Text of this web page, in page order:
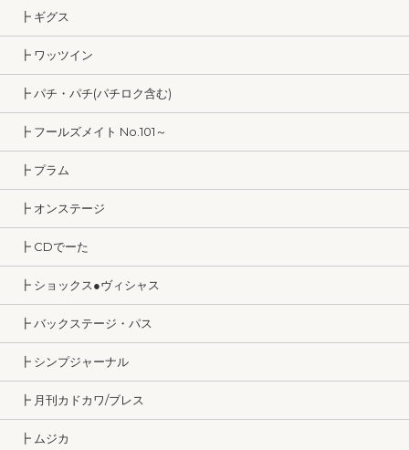
┣ ギグス
┣ ワッツイン
┣ パチ・パチ(パチロク含む)
┣ フールズメイト No.101～
┣ プラム
┣ オンステージ
┣ CDでーた
┣ ショックス●ヴィシャス
┣ バックステージ・パス
┣ シンプジャーナル
┣ 月刊カドカワ/ブレス
┣ ムジカ